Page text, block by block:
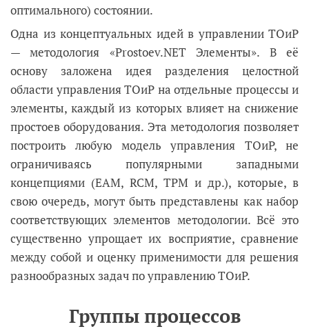
оптимального) состоянии.
Одна из концептуальных идей в управлении ТОиР
— методология «Prostoev.NET Элементы». В её
основу заложена идея разделения целостной
области управления ТОиР на отдельные процессы и
элементы, каждый из которых влияет на снижение
простоев оборудования. Эта методология позволяет
построить любую модель управления ТОиР, не
ограничиваясь популярными западными
концепциями (EAM, RCM, TPM и др.), которые, в
свою очередь, могут быть представлены как набор
соответствующих элементов методологии. Всё это
существенно упрощает их восприятие, сравнение
между собой и оценку применимости для решения
разнообразных задач по управлению ТОиР.
Группы процессов